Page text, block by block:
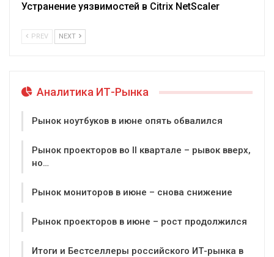
Устранение уязвимостей в Citrix NetScaler
PREV NEXT
Аналитика ИТ-Рынка
Рынок ноутбуков в июне опять обвалился
Рынок проекторов во II квартале – рывок вверх,
но…
Рынок мониторов в июне – снова снижение
Рынок проекторов в июне – рост продолжился
Итоги и Бестселлеры российского ИТ-рынка в